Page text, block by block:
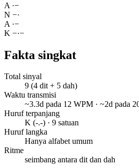
A ·−
N −·
A ·−
K −·−
Fakta singkat
Total sinyal
9 (4 dit + 5 dah)
Waktu transmisi
~3.3d pada 12 WPM · ~2d pada
Huruf terpanjang
K (-.-) · 9 satuan
Huruf langka
Hanya alfabet umum
Ritme
seimbang antara dit dan dah